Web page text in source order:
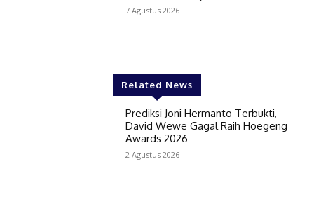
7 Agustus 2026
Related News
Prediksi Joni Hermanto Terbukti,
David Wewe Gagal Raih Hoegeng
Awards 2026
2 Agustus 2026